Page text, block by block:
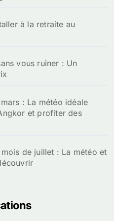
à la retraite au
vous ruiner : Un
: La météo idéale
et profiter des
de juillet : La météo et